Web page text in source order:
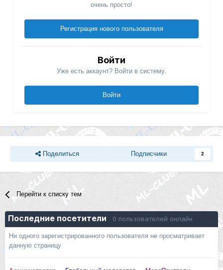
очень просто!
Регистрация нового пользователя
Войти
Уже есть аккаунт? Войти в систему.
Войти
Поделиться Подписчики 2
Перейти к списку тем
Последние посетители 0 пользователей онлайн
Ни одного зарегистрированного пользователя не просматривает
данную страницу